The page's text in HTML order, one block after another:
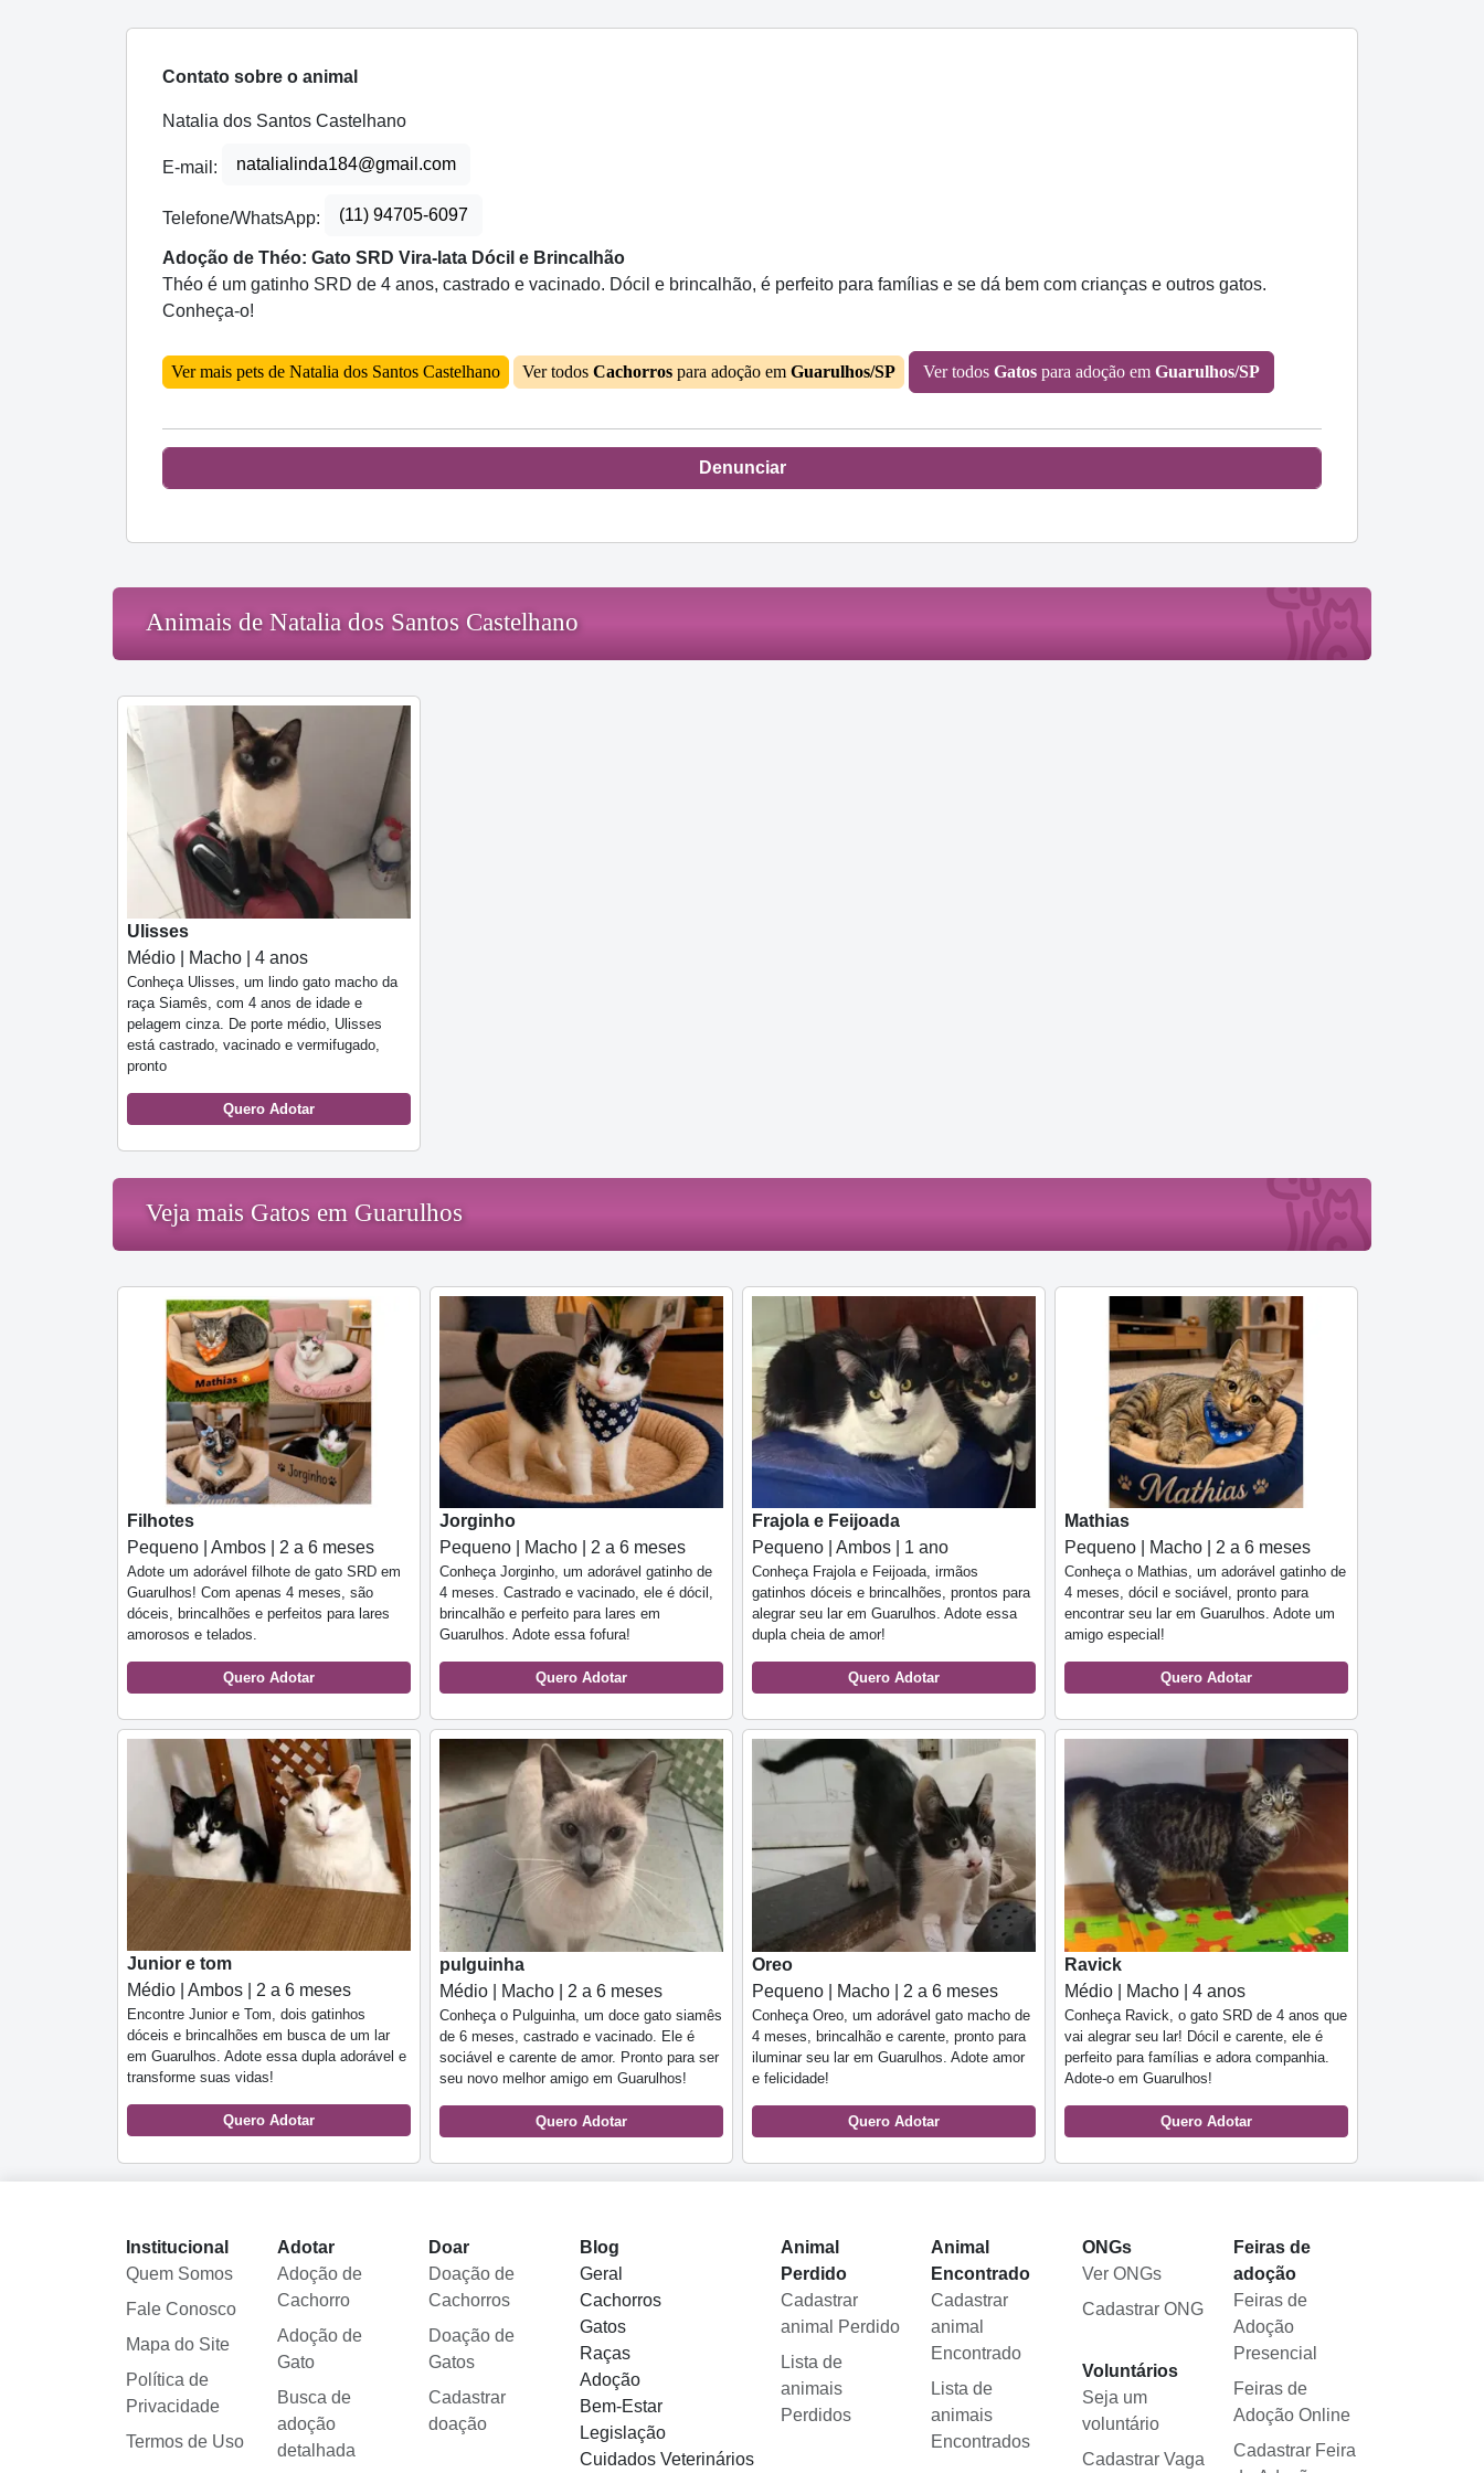
Contato sobre o animal
Natalia dos Santos Castelhano
E-mail: natalialinda184@gmail.com
Telefone/WhatsApp: (11) 94705-6097
Adoção de Théo: Gato SRD Vira-lata Dócil e Brincalhão
Théo é um gatinho SRD de 4 anos, castrado e vacinado. Dócil e brincalhão, é perfeito para famílias e se dá bem com crianças e outros gatos.
Conheça-o!
Ver mais pets de Natalia dos Santos Castelhano Ver todos Cachorros para adoção em Guarulhos/SP Ver todos Gatos para adoção em Guarulhos/SP
Denunciar
Animais de Natalia dos Santos Castelhano
Ulisses
Médio | Macho | 4 anos
Conheça Ulisses, um lindo gato macho da
raça Siamês, com 4 anos de idade e
pelagem cinza. De porte médio, Ulisses
está castrado, vacinado e vermifugado,
pronto
Quero Adotar
Veja mais Gatos em Guarulhos
Filhotes
Pequeno | Ambos | 2 a 6 meses
Adote um adorável filhote de gato SRD em
Guarulhos! Com apenas 4 meses, são
dóceis, brincalhões e perfeitos para lares
amorosos e telados.
Quero Adotar
Jorginho
Pequeno | Macho | 2 a 6 meses
Conheça Jorginho, um adorável gatinho de
4 meses. Castrado e vacinado, ele é dócil,
brincalhão e perfeito para lares em
Guarulhos. Adote essa fofura!
Quero Adotar
Frajola e Feijoada
Pequeno | Ambos | 1 ano
Conheça Frajola e Feijoada, irmãos
gatinhos dóceis e brincalhões, prontos para
alegrar seu lar em Guarulhos. Adote essa
dupla cheia de amor!
Quero Adotar
Mathias
Pequeno | Macho | 2 a 6 meses
Conheça o Mathias, um adorável gatinho de
4 meses, dócil e sociável, pronto para
encontrar seu lar em Guarulhos. Adote um
amigo especial!
Quero Adotar
Junior e tom
Médio | Ambos | 2 a 6 meses
Encontre Junior e Tom, dois gatinhos
dóceis e brincalhões em busca de um lar
em Guarulhos. Adote essa dupla adorável e
transforme suas vidas!
Quero Adotar
pulguinha
Médio | Macho | 2 a 6 meses
Conheça o Pulguinha, um doce gato siamês
de 6 meses, castrado e vacinado. Ele é
sociável e carente de amor. Pronto para ser
seu novo melhor amigo em Guarulhos!
Quero Adotar
Oreo
Pequeno | Macho | 2 a 6 meses
Conheça Oreo, um adorável gato macho de
4 meses, brincalhão e carente, pronto para
iluminar seu lar em Guarulhos. Adote amor
e felicidade!
Quero Adotar
Ravick
Médio | Macho | 4 anos
Conheça Ravick, o gato SRD de 4 anos que
vai alegrar seu lar! Dócil e carente, ele é
perfeito para famílias e adora companhia.
Adote-o em Guarulhos!
Quero Adotar
Institucional
Quem Somos
Fale Conosco
Mapa do Site
Política de
Privacidade
Termos de Uso
Adotar
Adoção de
Cachorro
Adoção de
Gato
Busca de
adoção
detalhada
Doar
Doação de
Cachorros
Doação de
Gatos
Cadastrar
doação
Blog
Geral
Cachorros
Gatos
Raças
Adoção
Bem-Estar
Legislação
Cuidados Veterinários
Animal
Perdido
Cadastrar
animal Perdido
Lista de
animais
Perdidos
Animal
Encontrado
Cadastrar
animal
Encontrado
Lista de
animais
Encontrados
ONGs
Ver ONGs
Cadastrar ONG
Voluntários
Seja um
voluntário
Cadastrar Vaga
Feiras de
adoção
Feiras de
Adoção
Presencial
Feiras de
Adoção Online
Cadastrar Feira